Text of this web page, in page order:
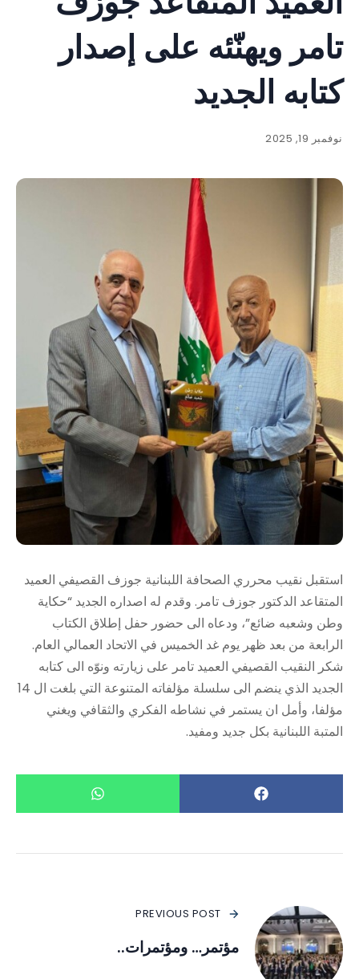
تامر ويهنّئه على إصدار
كتابه الجديد
نوفمبر 19, 2025
استقبل نقيب محرري الصحافة اللبنانية جوزف القصيفي العميد
المتقاعد الدكتور جوزف تامر. وقدم له اصداره الجديد “حكاية
وطن وشعبه ضائع”، ودعاه الى حضور حفل إطلاق الكتاب
الرابعة من بعد ظهر يوم غد الخميس في الاتحاد العمالي العام.
شكر النقيب القصيفي العميد تامر على زيارته ونوّه الى كتابه
الجديد الذي ينضم الى سلسلة مؤلفاته المتنوعة التي بلغت ال 14
مؤلفا، وأمل ان يستمر في نشاطه الفكري والثقافي ويغني
المتبة اللبنانية بكل جديد ومفيد.
PREVIOUS POST
مؤتمر… ومؤتمرات..